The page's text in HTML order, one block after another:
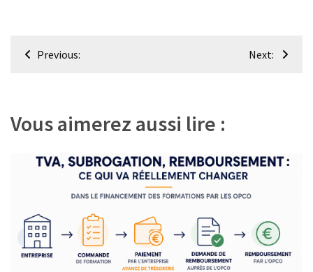
Navigation
Previous: Next:
Vous aimerez aussi lire :